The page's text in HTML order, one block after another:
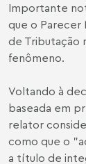
Importante
que o Parecer
de Tributação
fenômeno.
Voltando à
baseada em
relator
como que o
a título de